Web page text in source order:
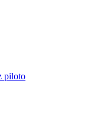
piloto